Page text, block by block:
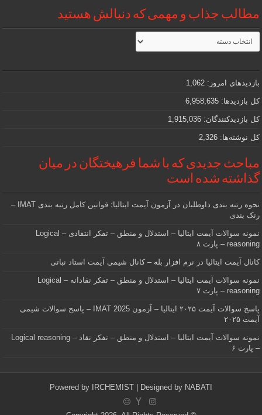
مطالب جذاب و مهمی که دنبالش هستید
مطالب
جذاب
و
که
دنبالش
هستید
بازدیدهای امروز:1,062
کل بازدیدها:6,958,635
کل بازدیدکنند‌گان:1,915,036
کل نوشته‌ها:2,326
مباحث جدیدی که با شما فرهیختگان در میان
گذاشته شده است
نحوه رتبه بندی داوطلبان در آزمون آیمت ایتالیا؛ قوانین کامل رتبه بندی IMAT –
رنک بندی
نمونه سوالات آیمت ایتالیا – استدلال و منطق – تفکر انتقادی – Logical
reasoning – پارت ۸
کانال آیمت ایتالیا در نرم افزار بله – کانال شیمی آیمت استاد نباتی
نمونه سوالات آیمت ایتالیا – استدلال و منطق – تفکر نقادانه – Logical
reasoning – پارت ۷
پاسخ سوالات آیمت ۲۰۲۵ ایتالیا – آزمون IMAT 2025 – پاسخ سوالات شیمی
آیمت ۲۰۲۵
نمونه سوالات آیمت ایتالیا – استدلال و منطق – تفکر نقاد – Logical reasoning
– پارت ۶
Powered by IRCHEMIST | Designed by NABATI